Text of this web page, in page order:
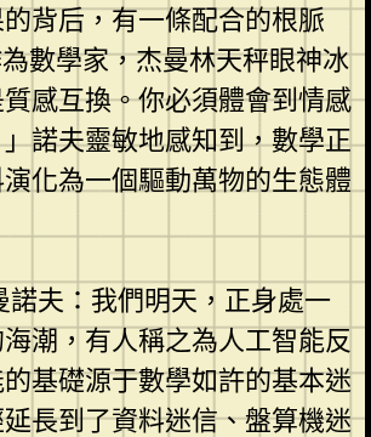
背后，有一條配合的根脈
數學家，杰曼林天秤眼神冰
感互換。你必須體會到情感
諾夫靈敏地感知到，數學正
化為一個驅動萬物的生態體
諾夫：我們明天，正身處一
潮，有人稱之為人工智能反
基礎源于數學如許的基本迷
長到了資料迷信、盤算機迷